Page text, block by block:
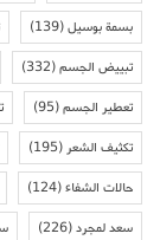
بسمة بوسيل(139)
تبييض الجسم(332)
تعطير الجسم(95)
تكثيف الشعر(195)
حالات الشفاء(124)
سعد لمجرد(226)